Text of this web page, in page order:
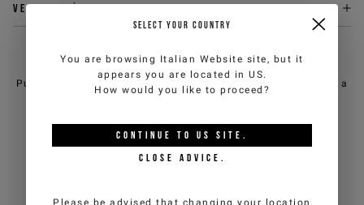
Vestibilità
HAI BISOGNO DI AIUTO?
Puoi contattare il servizio clienti di iceberg.com via email a
, cercheremo di rispondere entro 2
POTREBBE PIACERTI ANCHE
SELECT YOUR COUNTRY
You are browsing Italian Website site, but it
appears you are located in US.
How would you like to proceed?
CONTINUE TO US SITE.
CLOSE ADVICE.
Please be advised that changing your location